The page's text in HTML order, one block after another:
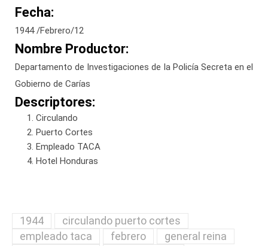
Fecha:
1944 /Febrero/12
Nombre Productor:
Departamento de Investigaciones de la Policía Secreta en el
Gobierno de Carías
Descriptores:
Circulando
Puerto Cortes
Empleado TACA
Hotel Honduras
1944
circulando puerto cortes
empleado taca
febrero
general reina